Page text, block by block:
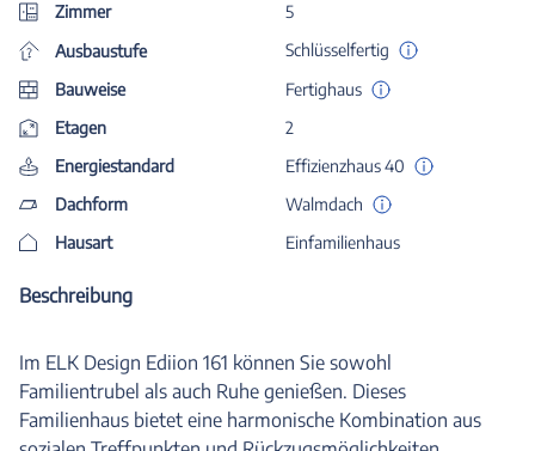
Zimmer
5
Ausbaustufe
Schlüsselfertig
Bauweise
Fertighaus
Etagen
2
Energiestandard
Effizienzhaus 40
Dachform
Walmdach
Hausart
Einfamilienhaus
Beschreibung
Im ELK Design Ediion 161 können Sie sowohl
Familientrubel als auch Ruhe genießen. Dieses
Familienhaus bietet eine harmonische Kombination aus